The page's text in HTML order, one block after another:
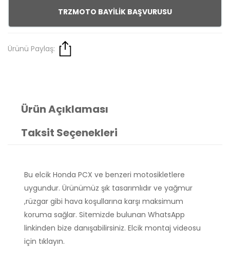
TRZMOTO BAYİLİK BAŞVURUSU
Ürünü Paylaş:
Ürün Açıklaması
Taksit Seçenekleri
Bu elcik Honda PCX ve benzeri motosikletlere
uygundur. Ürünümüz şık tasarımlıdır ve yağmur
,rüzgar gibi hava koşullarına karşı maksimum
koruma sağlar. Sitemizde bulunan WhatsApp
linkinden bize danışabilirsiniz. Elcik montaj videosu
için tıklayın.